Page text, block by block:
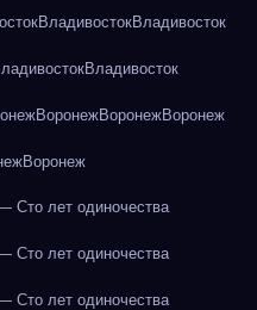
ВладивостокВладивосток
Владивосток
ВоронежВоронежВоронеж
Воронеж
Сто лет одиночества
Сто лет одиночества
Сто лет одиночества